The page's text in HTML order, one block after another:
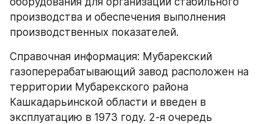
производства и обеспечения выполнения
производственных показателей.
Справочная информация: Мубарекский
газоперерабатывающий завод расположен на
территории Мубарекского района
Кашкадарьинской области и введен в
эксплуатацию в 1973 году. 2-я очередь